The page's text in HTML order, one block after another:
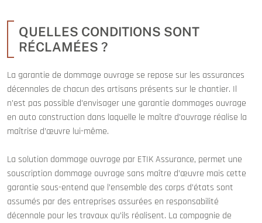
QUELLES CONDITIONS SONT
RÉCLAMÉES ?
La garantie de dommage ouvrage se repose sur les assurances
décennales de chacun des artisans présents sur le chantier. Il
n’est pas possible d’envisager une garantie dommages ouvrage
en auto construction dans laquelle le maître d’ouvrage réalise la
maîtrise d’œuvre lui-même.
La solution dommage ouvrage par ETIK Assurance, permet une
souscription dommage ouvrage sans maître d’œuvre mais cette
garantie sous-entend que l’ensemble des corps d’états sont
assumés par des entreprises assurées en responsabilité
décennale pour les travaux qu’ils réalisent. La compagnie de